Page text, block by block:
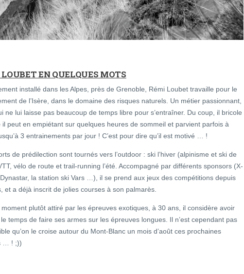
EN QUELQUES MOTS
installé dans les Alpes, près de Grenoble, Rémi Loubet travaille pour le
de l’Isère, dans le domaine des risques naturels. Un métier passionnant,
ne lui laisse pas beaucoup de temps libre pour s’entraîner. Du coup, il bricole
il peut en empiétant sur quelques heures de sommeil et parvient parfois à
3 entrainements par jour ! C’est pour dire qu’il est motivé … !
de prédilection sont tournés vers l’outdoor : ski l’hiver (alpinisme et ski de
vélo de route et trail-running l’été. Accompagné par différents sponsors (X-
la station ski Vars …), il se prend aux jeux des compétitions depuis
et a déjà inscrit de jolies courses à son palmarès.
moment plutôt attiré par les épreuves exotiques, à 30 ans, il considère avoir
temps de faire ses armes sur les épreuves longues. Il n’est cependant pas
qu’on le croise autour du Mont-Blanc un mois d’août ces prochaines
… ! ;))